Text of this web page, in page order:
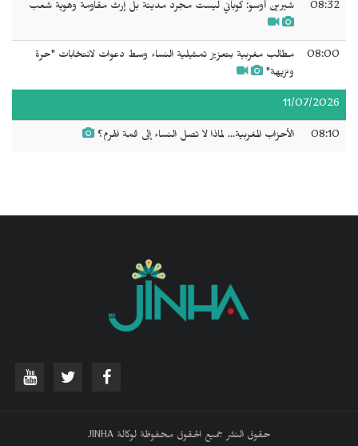
08:32 شيرين أوسو: كوباني ليست مجرد مدينة بل إرث مقاومة وهوية شعب
08:00
مطالب مغربية بتعزيز تمثيلية النساء وسط دعوات لانتخابات "حرة
ونزيهة"
11/07/2026
08:10 الأحزاب المغربية... لماذا لا تصل النساء إلى قمة الهرم؟
حقوق النشر جميع الحقوق محفوظة لوكالة JINHA